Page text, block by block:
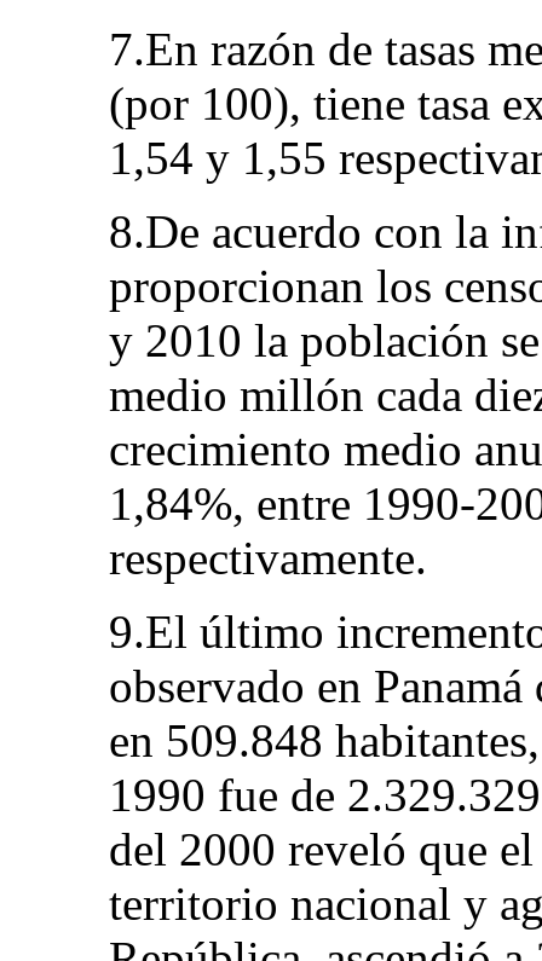
7.En razón de tasas
(por 100), tiene tasa
1,54 y 1,55
8.De acuerdo con la
proporcionan los
y 2010 la población
medio millón cada
crecimiento medio
1,84%, entre 1990-
respectivamente.
9.El último
observado en
en 509.848
1990 fue de
del 2000 reveló que
territorio nacional y